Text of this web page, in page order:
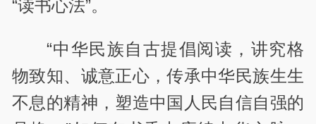
“读书心法”。
“中华民族自古提倡阅读，讲究格
物致知、诚意正心，传承中华民族生生
不息的精神，塑造中国人民自信自强的